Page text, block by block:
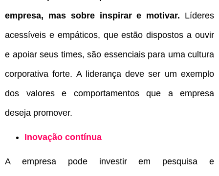
empresa, mas sobre inspirar e motivar. Líderes
acessíveis e empáticos, que estão dispostos a ouvir
e apoiar seus times, são essenciais para uma cultura
corporativa forte. A liderança deve ser um exemplo
dos valores e comportamentos que a empresa
deseja promover.
Inovação contínua
A empresa pode investir em pesquisa e